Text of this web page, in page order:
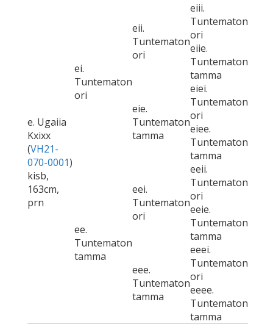
e. Ugaiia
Kxixx
(VH21-
070-0001)
kisb,
163cm,
prn
ei.
Tuntematon
ori
eii.
Tuntematon
ori
eiii.
Tuntematon
ori
eiie.
Tuntematon
tamma
eie.
Tuntematon
tamma
eiei.
Tuntematon
ori
eiee.
Tuntematon
tamma
ee.
Tuntematon
tamma
eei.
Tuntematon
ori
eeii.
Tuntematon
ori
eeie.
Tuntematon
tamma
eee.
Tuntematon
tamma
eeei.
Tuntematon
ori
eeee.
Tuntematon
tamma